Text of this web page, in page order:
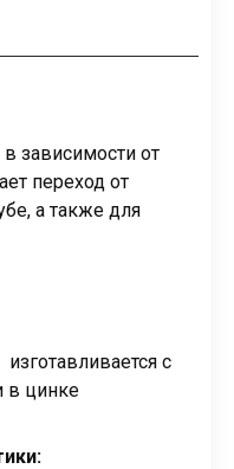
зависимости от
переход от
а также для
с
в цинке